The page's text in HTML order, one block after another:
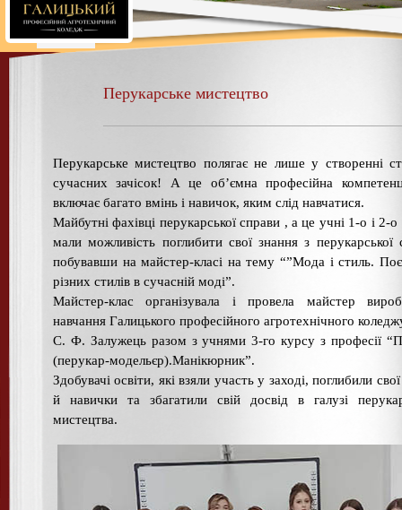
Перукарське мистецтво
Перукарське мистецтво полягає не лише у створенні
сучасних зачісок! А це об’ємна професійна
включає багато вмінь і навичок, яким слід навчатися.
Майбутні фахівці перукарської справи , а це учні 1-о і 2-
мали можливість поглибити свої знання з перукарської
побувавши на майстер-класі на тему “”Мода і стиль.
різних стилів в сучасній моді”.
Майстер-клас організувала і провела майстер
навчання Галицького професійного агротехнічного
С. Ф. Залужець разом з учнями 3-го курсу з професії
(перукар-модельєр).Манікюрник”.
Здобувачі освіти, які взяли участь у заході, поглибили
й навички та збагатили свій досвід в галузі
мистецтва.